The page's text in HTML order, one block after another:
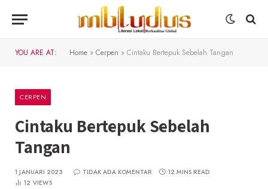
YOU ARE AT: Home » Cerpen » Cintaku Bertepuk Sebelah Tangan
CERPEN
Cintaku Bertepuk Sebelah
Tangan
1 JANUARI 2023 TIDAK ADA KOMENTAR
12 MINS READ
12 VIEWS